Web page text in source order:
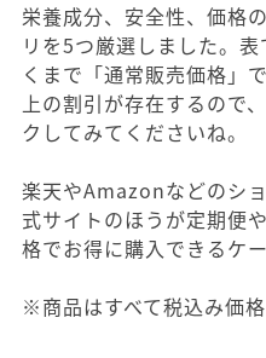
栄養成分、安全性、価格
リを5つ厳選しました。
くまで「通常販売価格」
上の割引が存在するので
クしてみてくださいね。
楽天やAmazonなどのシ
式サイトのほうが定期便
格でお得に購入できるケ
※商品はすべて税込み価格